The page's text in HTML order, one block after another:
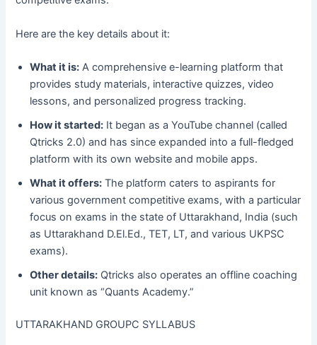
Here are the key details about it:
What it is: A comprehensive e-learning platform that
provides study materials, interactive quizzes, video
lessons, and personalized progress tracking.
How it started: It began as a YouTube channel (called
Qtricks 2.0) and has since expanded into a full-fledged
platform with its own website and mobile apps.
What it offers: The platform caters to aspirants for
various government competitive exams, with a particular
focus on exams in the state of Uttarakhand, India (such
as Uttarakhand D.El.Ed., TET, LT, and various UKPSC
exams).
Other details: Qtricks also operates an offline coaching
unit known as “Quants Academy.”
UTTARAKHAND GROUPC SYLLABUS